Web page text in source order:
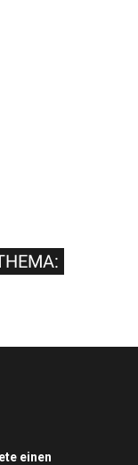
einen